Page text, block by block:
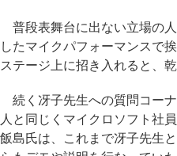
普段表舞台に出ない立場の
したマイクパフォーマンスで
ステージ上に招き入れると、
続く冴子先生への質問コー
人と同じくマイクロソフト社
飯島氏は、これまで冴子先生